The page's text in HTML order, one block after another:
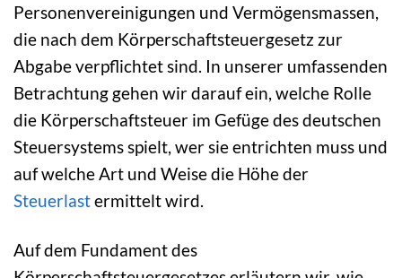
Personenvereinigungen und Vermögensmassen,
die nach dem Körperschaftsteuergesetz zur
Abgabe verpflichtet sind. In unserer umfassenden
Betrachtung gehen wir darauf ein, welche Rolle
die Körperschaftsteuer im Gefüge des deutschen
Steuersystems spielt, wer sie entrichten muss und
auf welche Art und Weise die Höhe der
Steuerlastermittelt wird.
Auf dem Fundament des